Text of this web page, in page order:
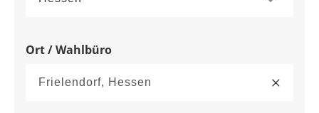
Ort / Wahlbüro